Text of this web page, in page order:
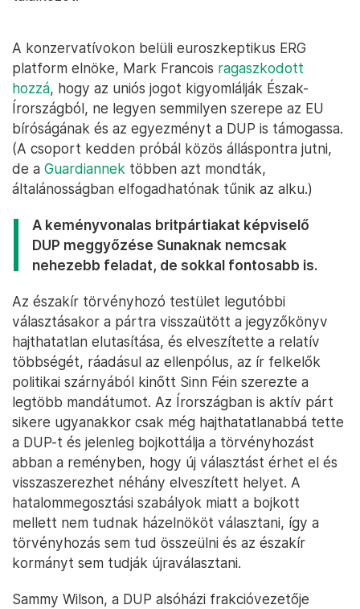
A konzervatívokon belüli euroszkeptikus ERG
platform elnöke, Mark Francois ragaszkodott
hozzá, hogy az uniós jogot kigyomlálják Észak-
Írországból, ne legyen semmilyen szerepe az EU
bíróságának és az egyezményt a DUP is támogassa.
(A csoport kedden próbál közös álláspontra jutni,
de a Guardiannek többen azt mondták,
általánosságban elfogadhatónak tűnik az alku.)
A keményvonalas britpártiakat képviselő
DUP meggyőzése Sunaknak nemcsak
nehezebb feladat, de sokkal fontosabb is.
Az északír törvényhozó testület legutóbbi
választásakor a pártra visszaütött a jegyzőkönyv
hajthatatlan elutasítása, és elveszítette a relatív
többségét, ráadásul az ellenpólus, az ír felkelők
politikai szárnyából kinőtt Sinn Féin szerezte a
legtöbb mandátumot. Az Írországban is aktív párt
sikere ugyanakkor csak még hajthatatlanabbá tette
a DUP-t és jelenleg bojkottálja a törvényhozást
abban a reményben, hogy új választást érhet el és
visszaszerezhet néhány elveszített helyet. A
hatalommegosztási szabályok miatt a bojkott
mellett nem tudnak házelnököt választani, így a
törvényhozás sem tud összeülni és az északír
kormányt sem tudják újraválasztani.
Sammy Wilson, a DUP alsóházi frakcióvezetője